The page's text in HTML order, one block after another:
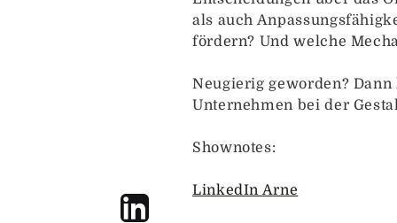
als auch
fördern? Und welche
Neugierig geworden?
Unternehmen bei der
Shownotes:
LinkedIn Arne